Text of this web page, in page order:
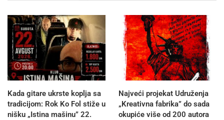
Kada gitare ukrste koplja sa
tradicijom: Rok Ko Fol stiže u
nišku „Istina mašinu” 22.
Najveći projekat Udruženja
„Kreativna fabrika” do sada
okupiće više od 200 autora